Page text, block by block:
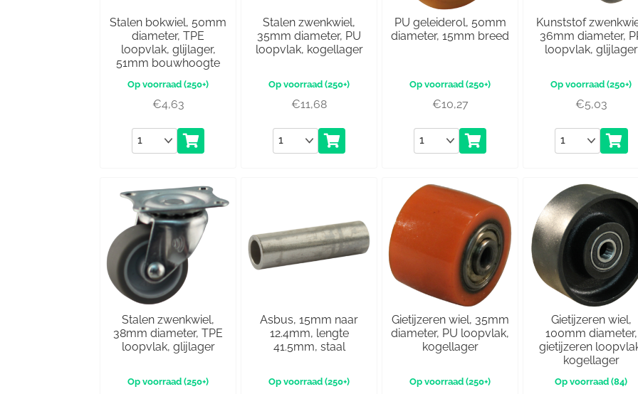
Stalen bokwiel, 50mm
diameter, TPE
loopvlak, glijlager,
51mm bouwhoogte
(250+)
€4,63
Aantal
Stalen zwenkwiel,
35mm diameter, PU
loopvlak, kogellager
(250+)
€11,68
Aantal
PU geleiderol, 50mm
diameter, 15mm breed
(250+)
€10,27
Aantal
Kunststof
36mm diameter,
loopvlak, glijlager
(250+)
€5,03
Aantal
Stalen zwenkwiel,
38mm diameter, TPE
loopvlak, glijlager
(250+)
Asbus, 15mm naar
12.4mm, lengte
41.5mm, staal
(250+)
Gietijzeren wiel, 35mm
diameter, PU loopvlak,
kogellager
(250+)
Gietijzeren wiel,
100mm diameter,
gietijzeren
kogellager
(84)